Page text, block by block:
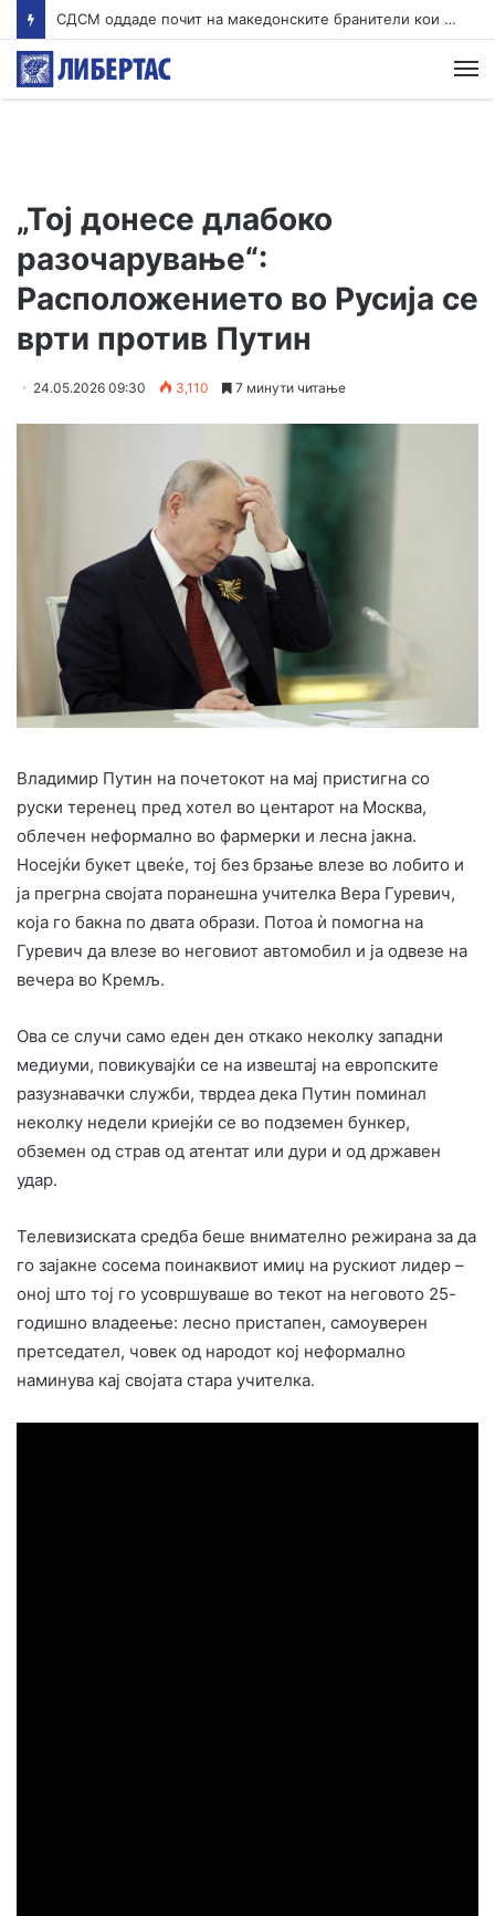
СДСМ оддаде почит на македонските бранители кои загинаа кај Карпалак
„Тој донесе длабоко
разочарување“:
Расположението во Русија се
врти против Путин
24.05.2026 09:30 3,110 7 минути читање
Владимир Путин на почетокот на мај пристигна со
руски теренец пред хотел во центарот на Москва,
облечен неформално во фармерки и лесна јакна.
Носејќи букет цвеќе, тој без брзање влезе во лобито и
ја прегрна својата поранешна учителка Вера Гуревич,
која го бакна по двата образи. Потоа ѝ помогна на
Гуревич да влезе во неговиот автомобил и ја одвезе на
вечера во Кремљ.
Ова се случи само еден ден откако неколку западни
медиуми, повикувајќи се на извештај на европските
разузнавачки служби, тврдеа дека Путин поминал
неколку недели криејќи се во подземен бункер,
обземен од страв од атентат или дури и од државен
удар.
Телевизиската средба беше внимателно режирана за да
го зајакне сосема поинаквиот имиџ на рускиот лидер –
оној што тој го усовршуваше во текот на неговото 25-
годишно владеење: лесно пристапен, самоуверен
претседател, човек од народот кој неформално
наминува кај својата стара учителка.